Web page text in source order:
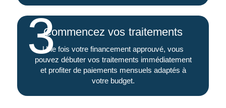
3Commencez vos traitements
Une fois votre financement approuvé, vous
pouvez débuter vos traitements immédiatement
et profiter de paiements mensuels adaptés à
votre budget.